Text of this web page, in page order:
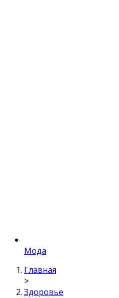
Мода
Главная
>
Здоровье